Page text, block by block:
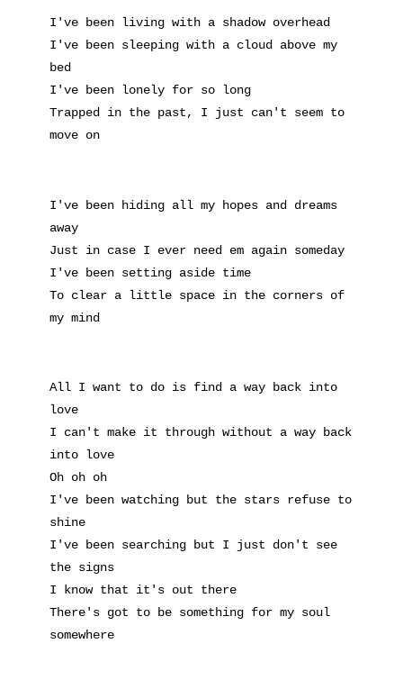
I've been living with a shadow overhead
I've been sleeping with a cloud above my
bed
I've been lonely for so long
Trapped in the past, I just can't seem to
move on
I've been hiding all my hopes and dreams
away
Just in case I ever need em again someday
I've been setting aside time
To clear a little space in the corners of
my mind
All I want to do is find a way back into
love
I can't make it through without a way back
into love
Oh oh oh
I've been watching but the stars refuse to
shine
I've been searching but I just don't see
the signs
I know that it's out there
There's got to be something for my soul
somewhere